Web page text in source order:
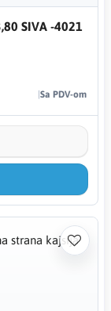
SIVA -4021
Sa PDV-om